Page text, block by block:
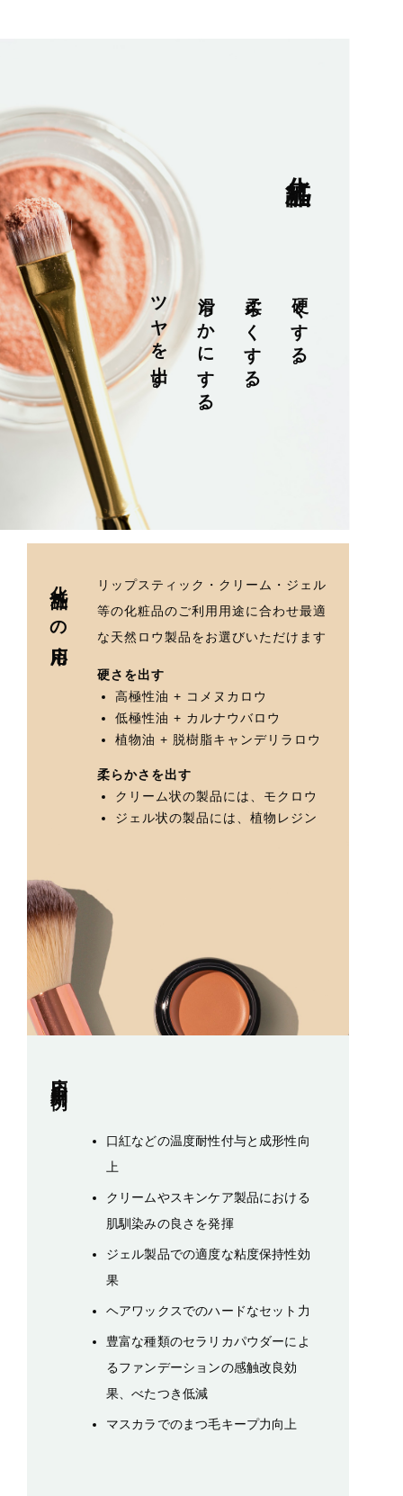
硬くする。
柔らくする。
滑らかにする。
ツヤを出す。
化粧品への応用
リップスティック・クリーム・ジェル
等の化粧品のご利用用途に合わせ最適
な天然ロウ製品をお選びいただけます
硬さを出す
高極性油 + コメヌカロウ
低極性油 + カルナウバロウ
植物油 + 脱樹脂キャンデリラロウ
柔らかさを出す
クリーム状の製品には、モクロウ
ジェル状の製品には、植物レジン
応用利用例
口紅などの温度耐性付与と成形性向
上
クリームやスキンケア製品における
肌馴染みの良さを発揮
ジェル製品での適度な粘度保持性効
果
ヘアワックスでのハードなセット力
豊富な種類のセラリカパウダーによ
るファンデーションの感触改良効
果、べたつき低減
マスカラでのまつ毛キープ力向上